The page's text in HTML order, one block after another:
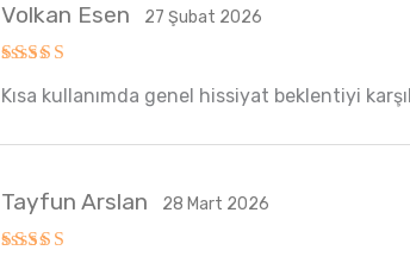
5oy aldı
Volkan Esen 27 Şubat 2026
Kısa kullanımda genel hissiyat beklentiyi
Tayfun Arslan 28 Mart 2026